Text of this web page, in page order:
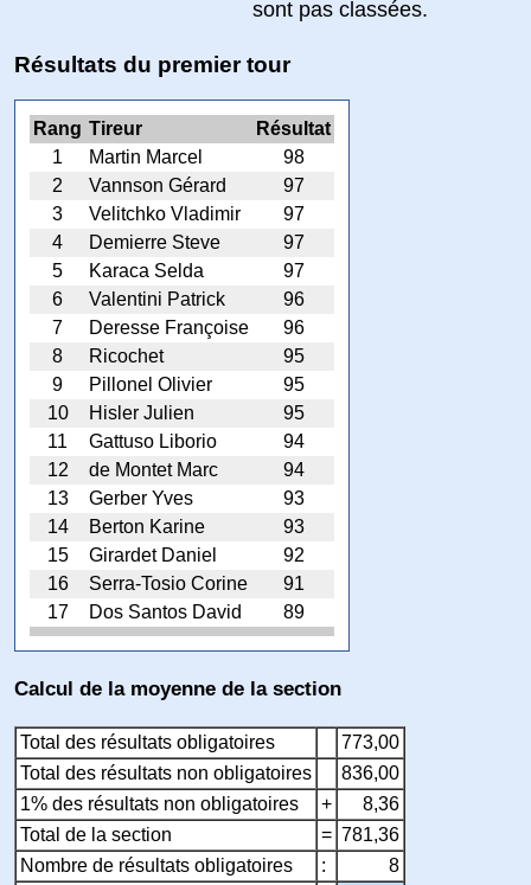
sont pas classées.
Résultats du premier tour
Rang Tireur
Résultat
1
Martin Marcel
98
2
Vannson Gérard
97
3
Velitchko Vladimir
97
4
Demierre Steve
97
5
Karaca Selda
97
6
Valentini Patrick
96
7
Deresse Françoise
96
8
Ricochet
95
9
Pillonel Olivier
95
10
Hisler Julien
95
11
Gattuso Liborio
94
12
de Montet Marc
94
13
Gerber Yves
93
14
Berton Karine
93
15
Girardet Daniel
92
16
Serra-Tosio Corine
91
17
Dos Santos David 89
Calcul de la moyenne de la section
Total des résultats obligatoires
773,00
Total des résultats non obligatoires
836,00
1% des résultats non obligatoires
+
8,36
Total de la section
= 781,36
Nombre de résultats obligatoires
:
8